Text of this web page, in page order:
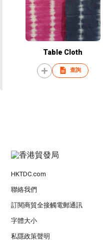
Table Cloth
查詢
HKTDC.com
聯絡我們
訂閱商貿全接觸電郵通訊
字體大小
私隱政策聲明